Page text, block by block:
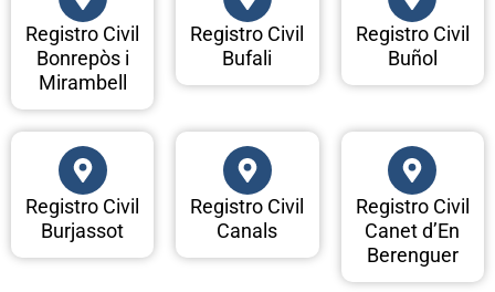
Registro Civil
Bonrepòs i
Mirambell
Registro Civil
Bufali
Registro Civil
Buñol
Registro Civil
Burjassot
Registro Civil
Canals
Registro Civil
Canet d’En
Berenguer